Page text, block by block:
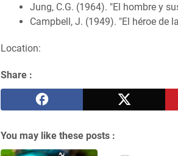
Jung, C.G. (1964). "El hombre y
Campbell, J. (1949). "El héroe de
Location:
Share :
You may like these posts :